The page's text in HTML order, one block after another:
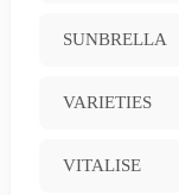
SUNBRELLA
VARIETIES
VITALISE